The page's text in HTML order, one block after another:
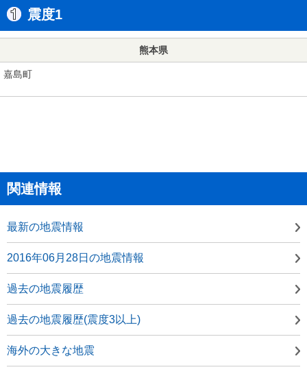
震度1
熊本県
嘉島町
関連情報
最新の地震情報
2016年06月28日の地震情報
過去の地震履歴
過去の地震履歴(震度3以上)
海外の大きな地震